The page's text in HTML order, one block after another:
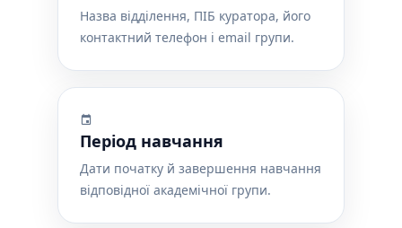
Назва відділення, ПІБ куратора, його
контактний телефон і email групи.
Період навчання
Дати початку й завершення навчання
відповідної академічної групи.